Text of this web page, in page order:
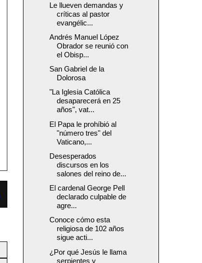
Le llueven demandas y
críticas al pastor
evangélic...
Andrés Manuel López
Obrador se reunió con
el Obisp...
San Gabriel de la
Dolorosa
"La Iglesia Católica
desaparecerá en 25
años", vat...
El Papa le prohíbió al
"número tres" del
Vaticano,...
Desesperados
discursos en los
salones del reino de...
El cardenal George Pell
declarado culpable de
agre...
Conoce cómo esta
religiosa de 102 años
sigue acti...
¿Por qué Jesús le llama
serpientes y